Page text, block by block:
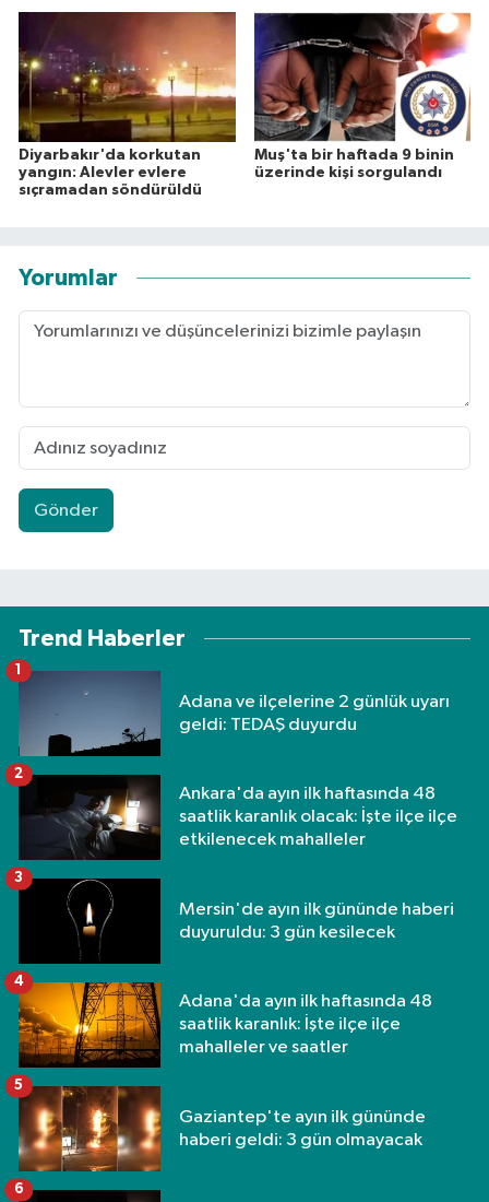
Diyarbakır'da korkutan
yangın: Alevler evlere
sıçramadan söndürüldü
Muş'ta bir haftada 9 binin
üzerinde kişi sorgulandı
Yorumlar
Gönder
Trend Haberler
Adana ve ilçelerine 2 günlük uyarı
geldi: TEDAŞ duyurdu
1
Ankara'da ayın ilk haftasında 48
saatlik karanlık olacak: İşte ilçe ilçe
etkilenecek mahalleler
2
Mersin'de ayın ilk gününde haberi
duyuruldu: 3 gün kesilecek
3
Adana'da ayın ilk haftasında 48
saatlik karanlık: İşte ilçe ilçe
mahalleler ve saatler
4
Gaziantep'te ayın ilk gününde
haberi geldi: 3 gün olmayacak
5
6